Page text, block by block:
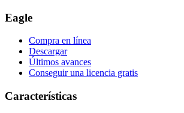
Eagle
Compra en línea
Descargar
Últimos avances
Conseguir una licencia gratis
Características